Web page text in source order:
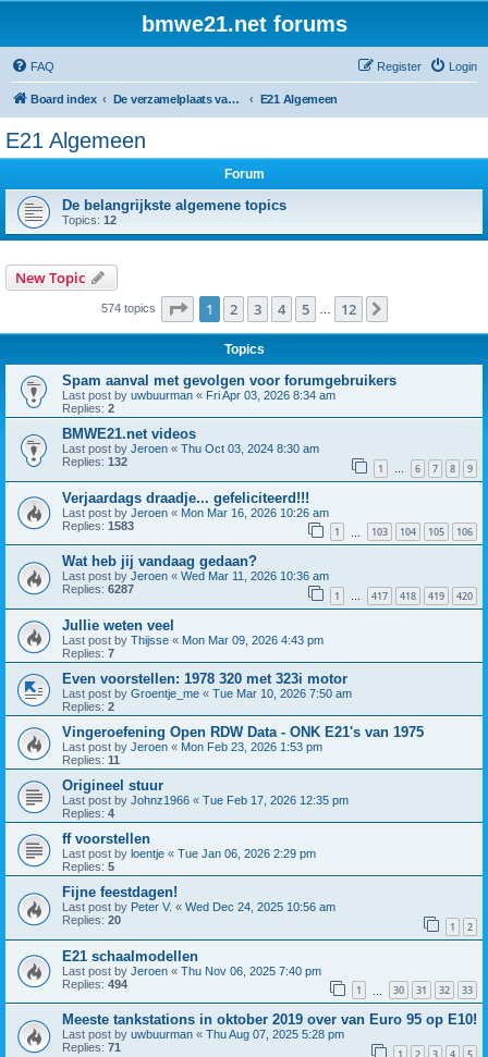
bmwe21.net forums
FAQ Login
Register
Board index De verzamelplaats van E21 fanaten der lage landen - Dutch forum E21 Algemeen
E21 Algemeen
Forum
De belangrijkste algemene topics
Topics: 12
New Topic
574 topics Page 1of 12
1 2 3 4 5 12
Topics
Spam aanval met gevolgen voor forumgebruikers
Last post by uwbuurman « Fri Apr 03, 2026 8:34 am
Replies: 2
BMWE21.net videos
Last post by Jeroen « Thu Oct 03, 2024 8:30 am
Replies: 132 1 … 6 7 8 9
Verjaardags draadje... gefeliciteerd!!!
Last post by Jeroen « Mon Mar 16, 2026 10:26 am
Replies: 1583 1 103 104 105 106
Wat heb jij vandaag gedaan?
Last post by Jeroen « Wed Mar 11, 2026 10:36 am
Replies: 6287 1 … 417 418 419 420
Jullie weten veel
Last post by Thijsse « Mon Mar 09, 2026 4:43 pm
Replies: 7
Even voorstellen: 1978 320 met 323i motor
Last post by Groentje_me « Tue Mar 10, 2026 7:50 am
Replies: 2
Vingeroefening Open RDW Data - ONK E21's van 1975
Last post by Jeroen « Mon Feb 23, 2026 1:53 pm
Replies: 11
Origineel stuur
Last post by Johnz1966 « Tue Feb 17, 2026 12:35 pm
Replies: 4
ff voorstellen
Last post by loentje « Tue Jan 06, 2026 2:29 pm
Replies: 5
Fijne feestdagen!
Last post by Peter V. « Wed Dec 24, 2025 10:56 am
Replies: 20 1 2
E21 schaalmodellen
Last post by Jeroen « Thu Nov 06, 2025 7:40 pm
Replies: 494 1 30 31 32 33
Meeste tankstations in oktober 2019 over van Euro 95 op E10!
Last post by uwbuurman « Thu Aug 07, 2025 5:28 pm
Replies: 71 1 2 3 4 5